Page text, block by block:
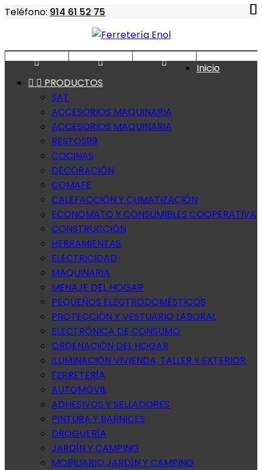
Teléfono: 914 61 52 75
  
Inicio
  PRODUCTOS
SAT
ACCESORIOS MAQUINARIA
ACCESORIOS MAQUINARIA
RESTOS99
COCINAS
DECORACIÓN
COMAFE
CALEFACCIÓN Y CLIMATIZACIÓN
ECONOMATO Y CONSUMIBLES COOPERATIVA
CONSTRUCCIÓN
HERRAMIENTAS
ELECTRICIDAD
MAQUINARIA
MENAJE DEL HOGAR
PEQUEÑOS ELECTRODOMÉSTICOS
PROTECCIÓN Y VESTUARIO LABORAL
ELECTRÓNICA DE CONSUMO
ORDENACIÓN DEL HOGAR
ILUMINACIÓN VIVIENDA, TALLER Y EXTERIOR
FERRETERÍA
AUTOMÓVIL
ADHESIVOS Y SELLADORES
PINTURA Y BARNICES
DROGUERÍA
JARDÍN Y CAMPING
MOBILIARIO JARDÍN Y CAMPING